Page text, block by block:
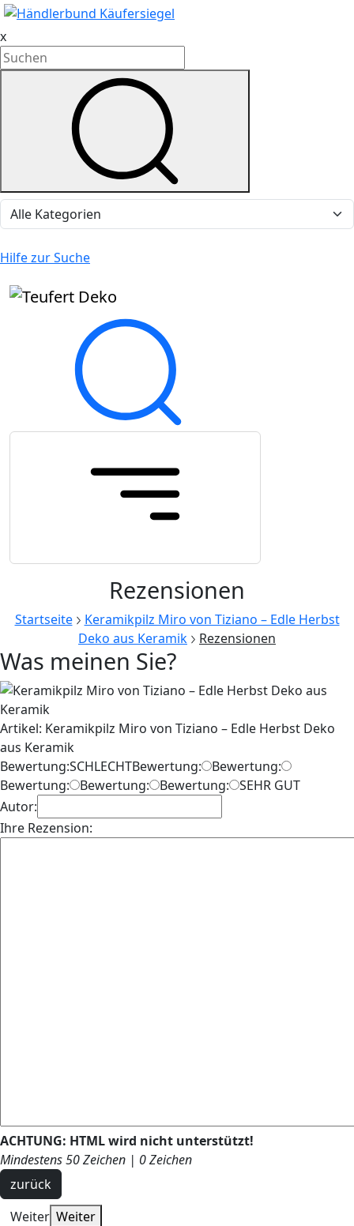
x
Hilfe zur Suche
Rezensionen
Startseite
Keramikpilz Miro von Tiziano – Edle Herbst
Deko aus Keramik
Rezensionen
Was meinen Sie?
Artikel: Keramikpilz Miro von Tiziano – Edle Herbst Deko
aus Keramik
Bewertung:SCHLECHTBewertung:
Bewertung:
Bewertung:
Bewertung: Bewertung:
SEHR GUT
Autor:
Ihre Rezension:
ACHTUNG: HTML wird nicht unterstützt!
Mindestens 50 Zeichen | 0Zeichen
zurück
Weiter Weiter